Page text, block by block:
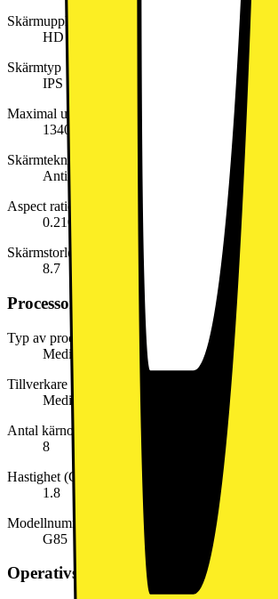
Skärmupplösning
HD
Skärmtyp
IPS (In-Plane Switching)
Maximal upplösning
1340x800
Skärmteknik
Anti-fingerprint, TÜV Low Blue Light
Aspect ratio
0.210416666666667
Skärmstorlek (tum)
8.7
Processor
Typ av processor
MediaTek Helio
Tillverkare CPU
MediaTek
Antal kärnor (cores)
8
Hastighet (GHz)
1.8
Modellnummer
G85
Operativsystem och systemkrav